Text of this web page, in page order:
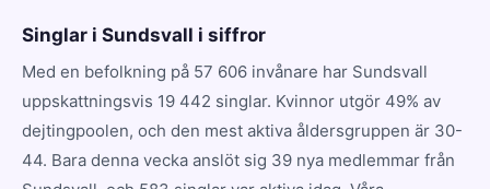
Singlar i Sundsvall i siffror
Med en befolkning på 57 606 invånare har Sundsvall
uppskattningsvis 19 442 singlar. Kvinnor utgör 49% av
dejtingpoolen, och den mest aktiva åldersgruppen är 30-
44. Bara denna vecka anslöt sig 39 nya medlemmar från